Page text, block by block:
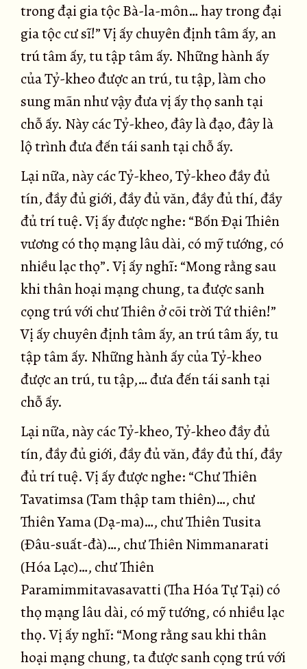
trong đại gia tộc Bà-la-môn… hay trong đại
gia tộc cư sĩ!” Vị ấy chuyên định tâm ấy, an
trú tâm ấy, tu tập tâm ấy. Những hành ấy
của Tỷ-kheo được an trú, tu tập, làm cho
sung mãn như vậy đưa vị ấy thọ sanh tại
chỗ ấy. Này các Tỷ-kheo, đây là đạo, đây là
lộ trình đưa đến tái sanh tại chỗ ấy.
Lại nữa, này các Tỷ-kheo, Tỷ-kheo đầy đủ
tín, đầy đủ giới, đầy đủ văn, đầy đủ thí, đầy
đủ trí tuệ. Vị ấy được nghe: “Bốn Ðại Thiên
vương có thọ mạng lâu dài, có mỹ tướng, có
nhiều lạc thọ”. Vị ấy nghĩ: “Mong rằng sau
khi thân hoại mạng chung, ta được sanh
cọng trú với chư Thiên ở cõi trời Tứ thiên!”
Vị ấy chuyên định tâm ấy, an trú tâm ấy, tu
tập tâm ấy. Những hành ấy của Tỷ-kheo
được an trú, tu tập,… đưa đến tái sanh tại
chỗ ấy.
Lại nữa, này các Tỷ-kheo, Tỷ-kheo đầy đủ
tín, đầy đủ giới, đầy đủ văn, đầy đủ thí, đầy
đủ trí tuệ. Vị ấy được nghe: “Chư Thiên
Tavatimsa (Tam thập tam thiên)…, chư
Thiên Yama (Dạ-ma)…, chư Thiên Tusita
(Ðâu-suất-đà)…, chư Thiên Nimmanarati
(Hóa Lạc)…, chư Thiên
Paramimmitavasavatti (Tha Hóa Tự Tại) có
thọ mạng lâu dài, có mỹ tướng, có nhiều lạc
thọ. Vị ấy nghĩ: “Mong rằng sau khi thân
hoại mạng chung, ta được sanh cọng trú với